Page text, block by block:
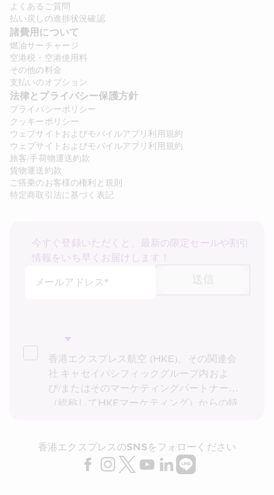
よくあるご質問
払い戻しの進捗状況確認
諸費用について
燃油サーチャージ
空港税・空港使用料
その他の料金
支払いのオプション
法律とプライバシー保護方針
プライバシーポリシー
クッキーポリシー
ウェブサイトおよびモバイルアプリ利用規約
ウェブサイトおよびモバイルアプリ利用規約
旅客/手荷物運送約款
貨物運送約款
ご搭乗のお客様の権利と規則
特定商取引法に基づく表記
今すぐ登録いただくと、最新の限定セールや割引
情報をいち早くお届けします！
メールアドレス*
送信
香港エクスプレス航空 (HKE)、その関連会
社 キャセイパシフィックグループ内およ
び/またはそのマーケティングパートナー
（総称してHKEマーケティング）からの特
ーポリシー を読み理解したことを確認し、
HKE マーケティングが上記の私の個人デ
ータ (および私の過去の取引記録) をダイレ
香港エクスプレスのSNSをフォローください